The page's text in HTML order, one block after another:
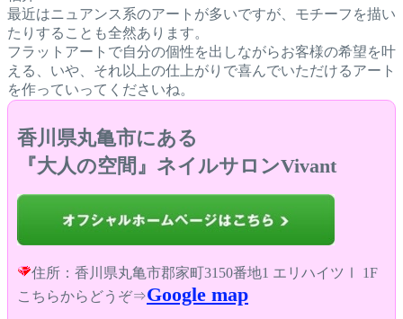
最近はニュアンス系のアートが多いですが、モチーフを描い
たりすることも全然あります。
フラットアートで自分の個性を出しながらお客様の希望を叶
える、いや、それ以上の仕上がりで喜んでいただけるアート
を作っていってくださいね。
香川県丸亀市にある
『大人の空間』ネイルサロンVivant
住所：香川県丸亀市郡家町3150番地1 エリハイツⅠ 1F
こちらからどうぞ⇒Google map